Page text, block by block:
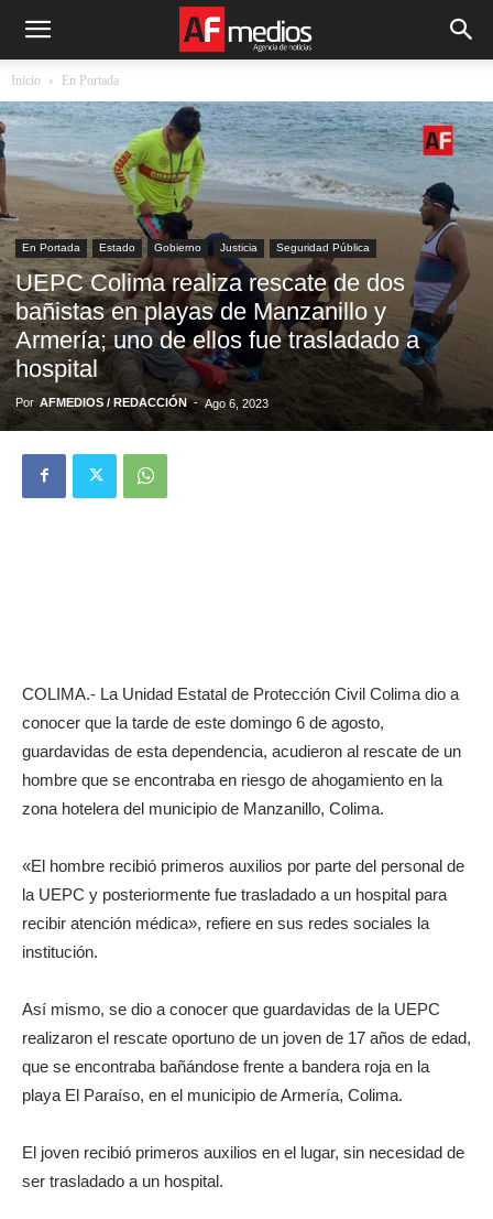
Inicio En Portada
En Portada Estado Gobierno Justicia Seguridad Pública
UEPC Colima realiza rescate de dos
bañistas en playas de Manzanillo y
Armería; uno de ellos fue trasladado a
hospital
Por AFMEDIOS / REDACCIÓN - Ago 6, 2023
COLIMA.- La Unidad Estatal de Protección Civil Colima dio a
conocer que la tarde de este domingo 6 de agosto,
guardavidas de esta dependencia, acudieron al rescate de un
hombre que se encontraba en riesgo de ahogamiento en la
zona hotelera del municipio de Manzanillo, Colima.
«El hombre recibió primeros auxilios por parte del personal de
la UEPC y posteriormente fue trasladado a un hospital para
recibir atención médica», refiere en sus redes sociales la
institución.
Así mismo, se dio a conocer que guardavidas de la UEPC
realizaron el rescate oportuno de un joven de 17 años de edad,
que se encontraba bañándose frente a bandera roja en la
playa El Paraíso, en el municipio de Armería, Colima.
El joven recibió primeros auxilios en el lugar, sin necesidad de
ser trasladado a un hospital.